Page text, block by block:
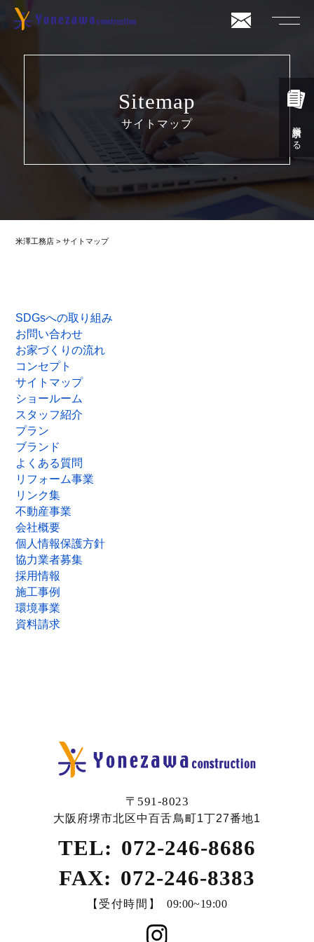
資料請求する
Sitemap
サイトマップ
米澤工務店 >サイトマップ
SDGsへの取り組み
お問い合わせ
お家づくりの流れ
コンセプト
サイトマップ
ショールーム
スタッフ紹介
プラン
ブランド
よくある質問
リフォーム事業
リンク集
不動産事業
会社概要
個人情報保護方針
協力業者募集
採用情報
施工事例
環境事業
資料請求
〒591-8023
大阪府堺市北区中百舌鳥町1丁27番地1
TEL: 072-246-8686
FAX: 072-246-8383
【受付時間】 09:00~19:00